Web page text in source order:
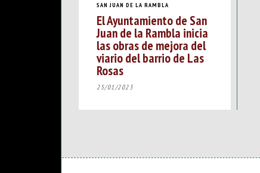
SAN JUAN DE LA RAMBLA
El Ayuntamiento de San
Juan de la Rambla inicia
las obras de mejora del
viario del barrio de Las
Rosas
25/01/2023